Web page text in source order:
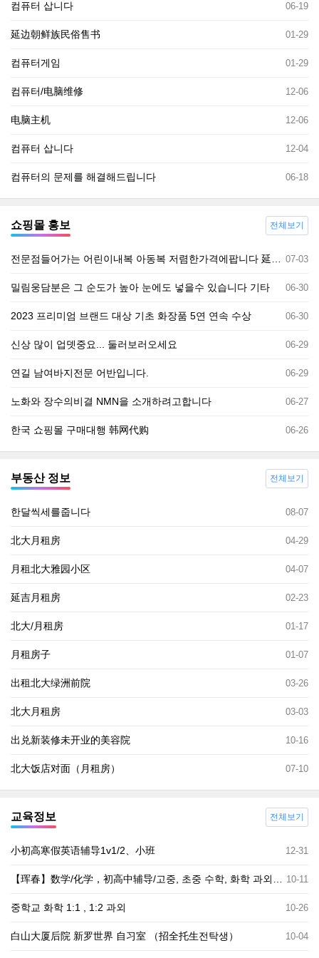
컴퓨터 삽니다 06-19
延边朝鲜族民俗售书 01-29
컴퓨터게임 01-29
컴퓨터/电脑维修 12-06
电脑主机 12-06
컴퓨터 삽니다 12-04
컴퓨터의 문제를 해결해드립니다 06-18
쇼핑몰 홍보
07-03
밀림웅담분은 그 순도가 높아 눈에도 넣을수 있습니다 기타 06-30
2023 프리미엄 브랜드 대상 기초 화장품 5연 연속 수상 06-30
신상 많이 업뎃중요... 둘러보러오세요 06-29
연길 남여바지전문 어반입니다. 06-29
노화와 장수의비결 NMN을 소개하려고합니다 06-27
한국 쇼핑몰 구매대행 韩网代购 06-26
전체보기
부동산 정보
한달씩세를줍니다 08-07
北大月租房 04-29
月租北大雅园小区 04-07
延吉月租房 02-23
北大/月租房 01-17
月租房子 01-07
出租北大绿洲前院 03-26
北大月租房 03-03
出兑新装修未开业的美容院 10-16
北大饭店对面（月租房） 07-10
전체보기
교육정보
小初高寒假英语辅导1v1/2、小班 12-31
10-11
중학교 화학 1:1 , 1:2 과외 10-26
白山大厦后院 新罗世界 自习室 （招全托生전탁생） 10-04
전체보기